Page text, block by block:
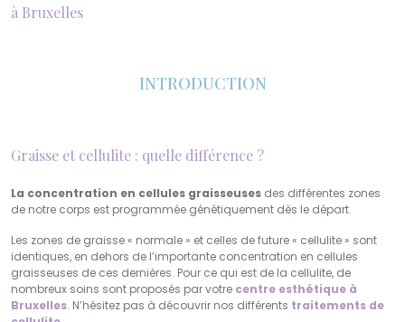
à Bruxelles
INTRODUCTION
Graisse et cellulite : quelle différence ?
La concentration en cellules graisseuses des différentes zones
de notre corps est programmée génétiquement dès le départ.
Les zones de graisse « normale » et celles de future « cellulite » sont
identiques, en dehors de l’importante concentration en cellules
graisseuses de ces dernières. Pour ce qui est de la cellulite, de
nombreux soins sont proposés par votre centre esthétique à
Bruxelles. N’hésitez pas à découvrir nos différents traitements de